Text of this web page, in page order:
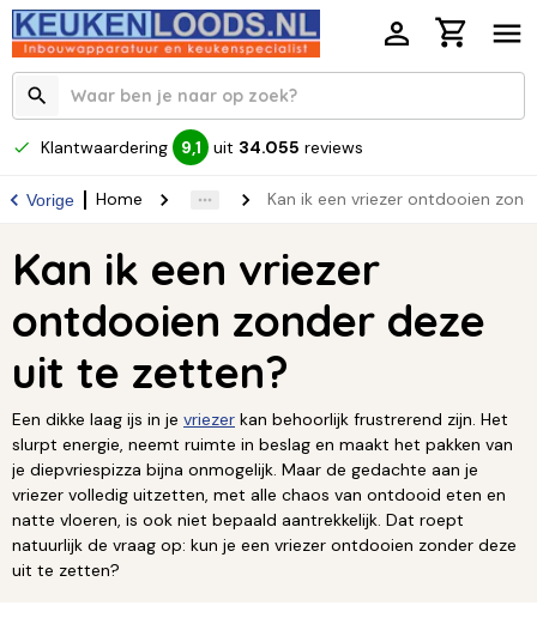
Klantwaardering 9,1 uit 34.055 reviews
Vorige Home Kan ik een vriezer ontdooien
Kan ik een vriezer
ontdooien zonder deze
uit te zetten?
Een dikke laag ijs in je vriezer kan behoorlijk frustrerend zijn. Het
slurpt energie, neemt ruimte in beslag en maakt het pakken van
je diepvriespizza bijna onmogelijk. Maar de gedachte aan je
vriezer volledig uitzetten, met alle chaos van ontdooid eten en
natte vloeren, is ook niet bepaald aantrekkelijk. Dat roept
natuurlijk de vraag op: kun je een vriezer ontdooien zonder deze
uit te zetten?